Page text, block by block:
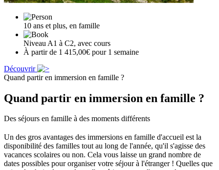
10 ans et plus, en famille
Niveau A1 à C2, avec cours
À partir de 1 415,00€ pour 1 semaine
Découvrir
Quand partir en immersion en famille ?
Quand partir en immersion en famille ?
Des séjours en famille à des moments différents
Un des gros avantages des immersions en famille d'accueil est la
disponibilité des familles tout au long de l'année, qu'il s'agisse des
vacances scolaires ou non. Cela vous laisse un grand nombre de
dates possibles pour organiser votre séjour à l'étranger ! Quelles que